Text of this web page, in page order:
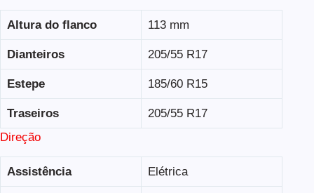
Altura do flanco 113 mm
Dianteiros 205/55 R17
Estepe 185/60 R15
Traseiros
205/55 R17
Direção
Assistência Elétrica